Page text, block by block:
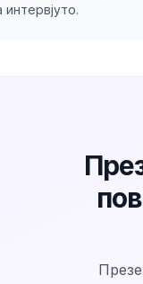
интервјуто.